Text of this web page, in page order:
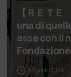
【 ＲＥＴＥ ＡＤ
una di
asse con il mondo.
8 Agosto 2026